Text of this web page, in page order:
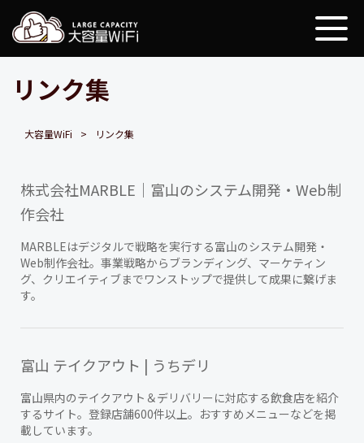
リンク集
大容量WiFi リンク集
株式会社MARBLE｜富山のシステム開発・Web制
作会社
MARBLEはデジタルで戦略を実行する富山のシステム開発・
Web制作会社。事業戦略からブランディング、マーケティン
グ、クリエイティブまでワンストップで提供して成果に繋げま
す。
富山 テイクアウト | うちデリ
富山県内のテイクアウト＆デリバリーに対応する飲食店を紹介
するサイト。登録店舗600件以上。おすすめメニューなどを掲
載しています。